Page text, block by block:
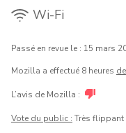
Wi-Fi
Passé en revue le : 15 mars
Mozilla a effectué 8 heures
L’avis de Mozilla :
Vote du public : Très flippant